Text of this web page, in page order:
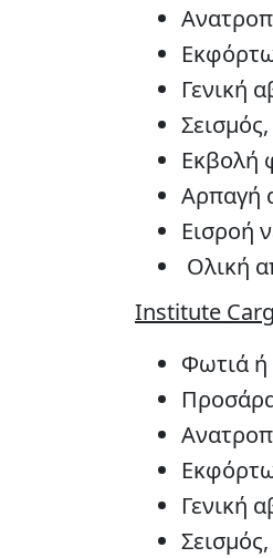
Γενική
Εκβολή
Αρπαγή
Εισροή
Ολική
Institute
Φωτιά ή
Γενική